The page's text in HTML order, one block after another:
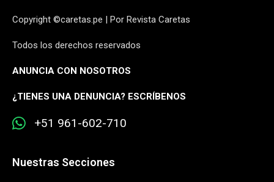
Copyright ©caretas.pe | Por Revista Caretas
Todos los derechos reservados
ANUNCIA CON NOSOTROS
¿TIENES UNA DENUNCIA? ESCRÍBENOS
+51 961-602-710
Nuestras Secciones